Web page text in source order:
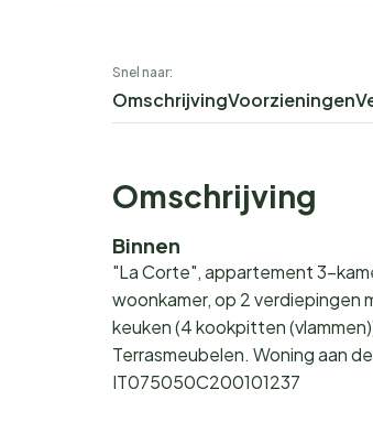
Snel naar:
OmschrijvingVoorzieningen
Omschrijving
Binnen
"La Corte", appartement 3-
woonkamer, op 2 verdiepingen
keuken (4 kookpitten
Terrasmeubelen. Woning aan
IT075050C200101237